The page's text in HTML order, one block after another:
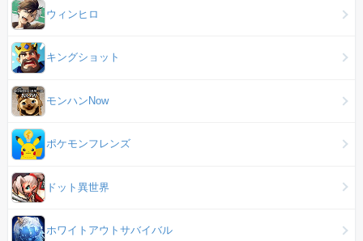
ウィンヒロ
キングショット
モンハンNow
ポケモンフレンズ
ドット異世界
ホワイトアウトサバイバル